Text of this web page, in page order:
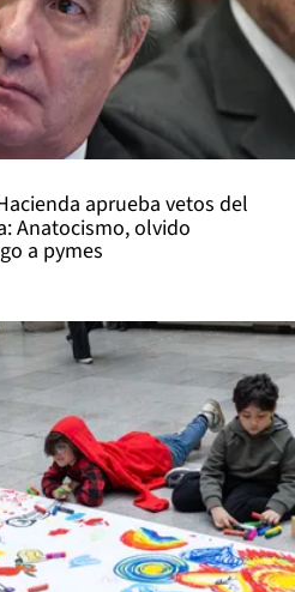
aprueba vetos del
Anatocismo, olvido
a pymes